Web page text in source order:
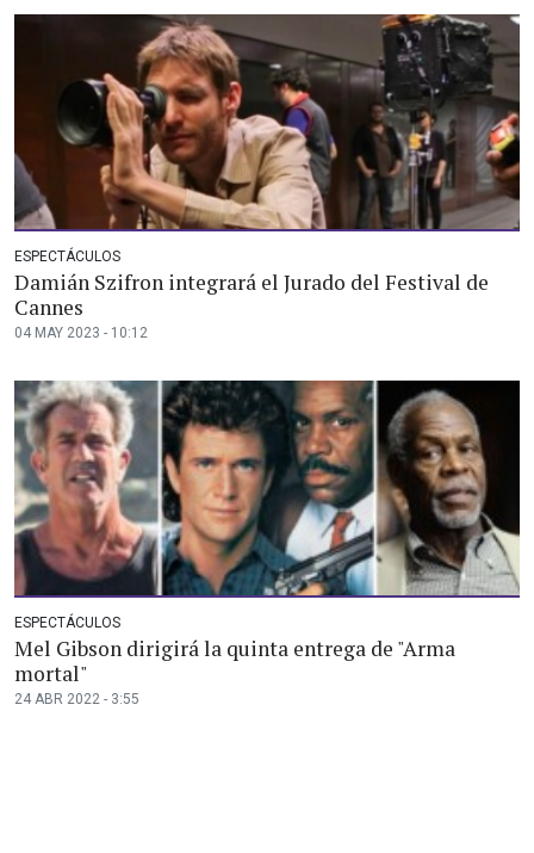
ESPECTÁCULOS
Damián Szifron integrará el Jurado del Festival de
Cannes
04 MAY 2023 - 10:12
ESPECTÁCULOS
Mel Gibson dirigirá la quinta entrega de "Arma
mortal"
24 ABR 2022 - 3:55